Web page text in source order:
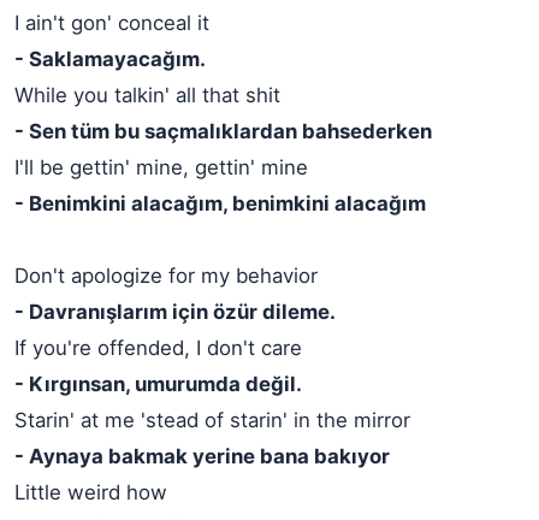
I ain't gon' conceal it
- Saklamayacağım.
While you talkin' all that shit
- Sen tüm bu saçmalıklardan bahsederken
I'll be gettin' mine, gettin' mine
- Benimkini alacağım, benimkini alacağım
Don't apologize for my behavior
- Davranışlarım için özür dileme.
If you're offended, I don't care
- Kırgınsan, umurumda değil.
Starin' at me 'stead of starin' in the mirror
- Aynaya bakmak yerine bana bakıyor
Little weird how